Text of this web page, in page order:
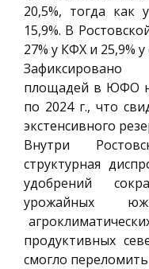
20,5%, тогда как
15,9%. В
27% у КФХ и 25,9%
площадей в ЮФО
по 2024 г., что
экстенсивного
Внутри
структурная
удобрений
урожайных
продуктивных
смогло